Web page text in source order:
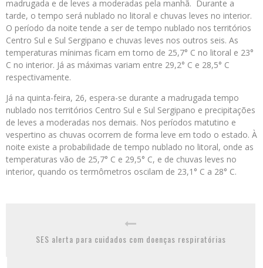
madrugada e de leves a moderadas pela manhã. Durante a
tarde, o tempo será nublado no litoral e chuvas leves no interior.
O período da noite tende a ser de tempo nublado nos territórios
Centro Sul e Sul Sergipano e chuvas leves nos outros seis. As
temperaturas mínimas ficam em torno de 25,7° C no litoral e 23°
C no interior. Já as máximas variam entre 29,2° C e 28,5° C
respectivamente.
Já na quinta-feira, 26, espera-se durante a madrugada tempo
nublado nos territórios Centro Sul e Sul Sergipano e precipitações
de leves a moderadas nos demais. Nos períodos matutino e
vespertino as chuvas ocorrem de forma leve em todo o estado. À
noite existe a probabilidade de tempo nublado no litoral, onde as
temperaturas vão de 25,7° C e 29,5° C, e de chuvas leves no
interior, quando os termômetros oscilam de 23,1° C a 28° C.
SES alerta para cuidados com doenças respiratórias